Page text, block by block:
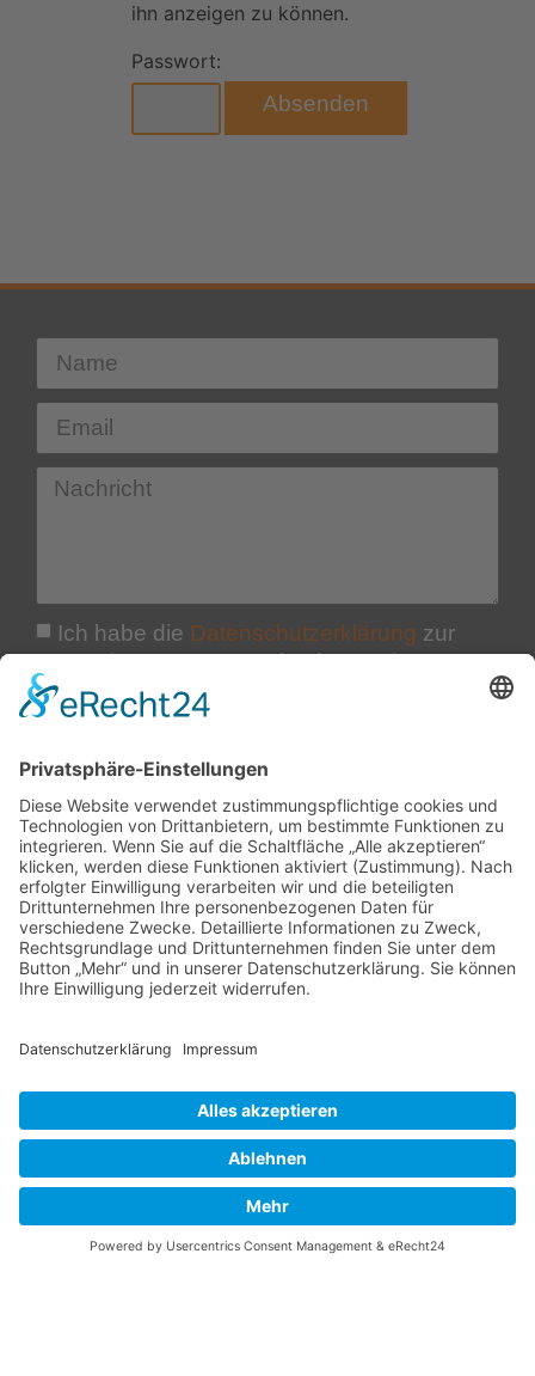
ihn anzeigen zu können.
Passwort:
Home
Sortiment
Service
Impressum
Ich habe die Datenschutzerklärung zur
Kenntnis genommen. Ich stimme einer
elektronischen Speicherung und
Verarbeitung meiner eingegebenen Daten
Einwilligung kann ich jederzeit durch eine
Nachricht an den Websitebetreiber
widerrufen, dabei sind meine Daten
umgehend zu löschen.
Absenden